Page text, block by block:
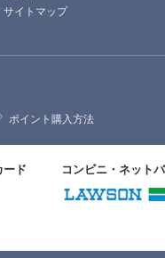
サイトマップ
ポイント購入方法
ード コンビニ・ネット